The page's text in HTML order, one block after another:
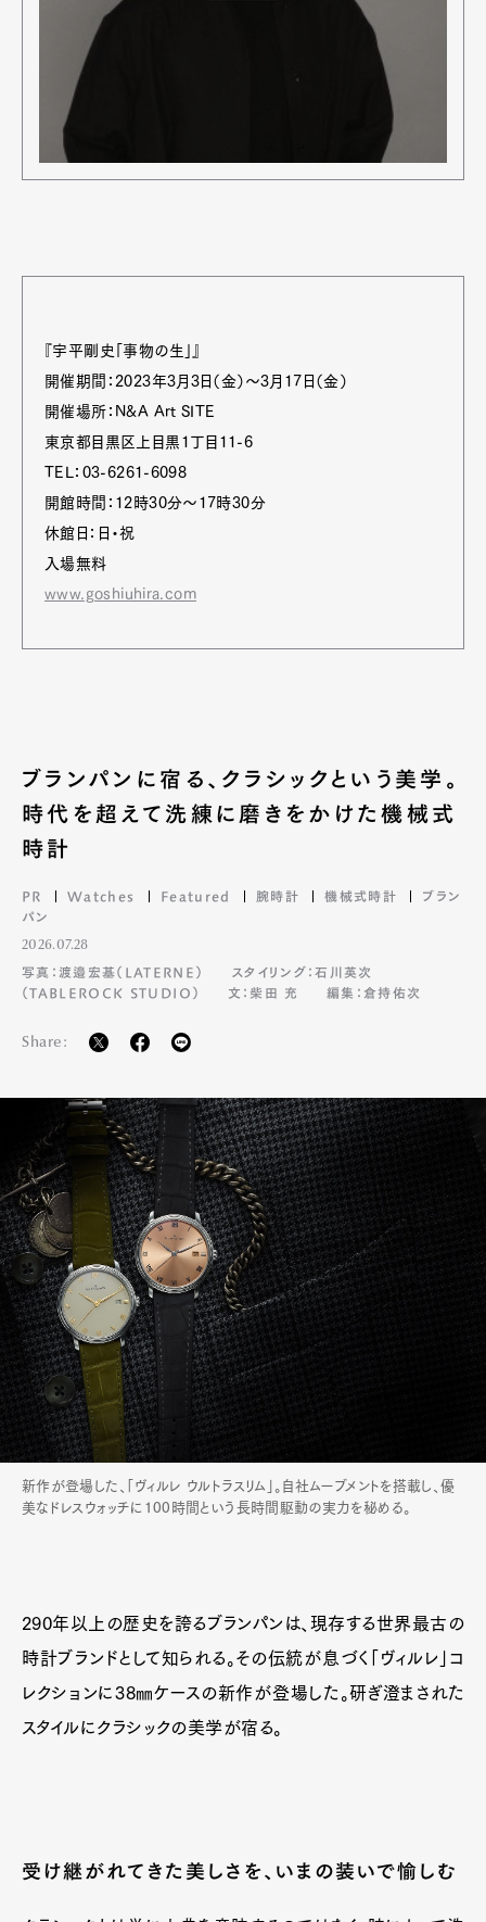
『宇平剛史「事物の生」』
開催期間：2023年3月3日（金）〜3月17日（金）
開催場所：N&A Art SITE
東京都目黒区上目黒1丁目11-6
TEL：03-6261-6098
開館時間：12時30分～17時30分
休館日：日・祝
入場無料
www.goshiuhira.com
ブランパンに宿る、クラシックという美学。
時代を超えて洗練に磨きをかけた機械式
時計
PR Watches Featured 腕時計 機械式時計
ブラン
パン
2026.07.28
写真：渡邉宏基（LATERNE）
スタイリング：石川英次
（TABLEROCK STUDIO）
文：柴田 充 編集：倉持佑次
Share:
新作が登場した、「ヴィルレ ウルトラスリム」。自社ムーブメントを搭載し、優
美なドレスウォッチに100時間という長時間駆動の実力を秘める。
290年以上の歴史を誇るブランパンは、現存する世界最古の
時計ブランドとして知られる。その伝統が息づく「ヴィルレ」コ
レクションに38㎜ケースの新作が登場した。研ぎ澄まされた
スタイルにクラシックの美学が宿る。
受け継がれてきた美しさを、いまの装いで愉しむ